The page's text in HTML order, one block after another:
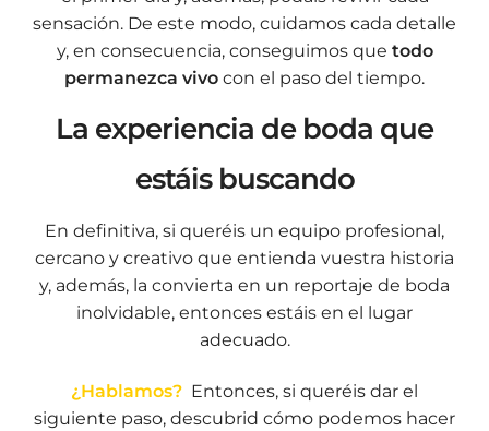
sensación. De este modo, cuidamos cada detalle
y, en consecuencia, conseguimos que todo
permanezca vivo con el paso del tiempo.
La experiencia de boda que
estáis buscando
En definitiva, si queréis un equipo profesional,
cercano y creativo que entienda vuestra historia
y, además, la convierta en un reportaje de boda
inolvidable, entonces estáis en el lugar
adecuado.
¿Hablamos? Entonces, si queréis dar el
siguiente paso, descubrid cómo podemos hacer